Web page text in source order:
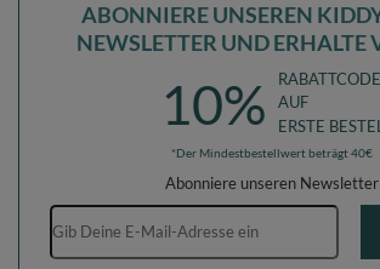
ABONNIERE UNSEREN
NEWSLETTER UND ERHALTE
10%
RABATTCODE
AUF
ERSTE
*Der Mindestbestellwert beträgt 40€
Abonniere unseren Newsletter
E-Mail-Adresse